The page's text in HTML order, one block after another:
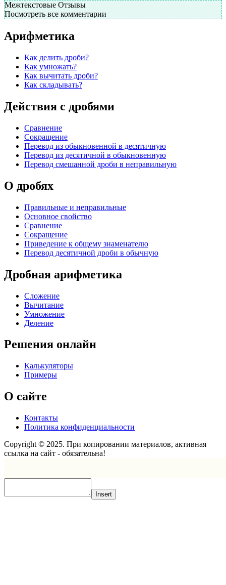
Межтекстовые Отзывы
Посмотреть все комментарии
Арифметика
Как делить дроби?
Как умножать?
Как вычитать дроби?
Как складывать?
Действия с дробями
Сравнение
Сокращение
Перевод из обыкновенной в десятичную
Перевод из десятичной в обыкновенную
Перевод смешанной дроби в неправильную
О дробях
Правильные и неправильные
Основное свойство
Сравнение
Сокращение
Приведение к общему знаменателю
Перевод десятичной дроби в обычную
Дробная арифметика
Сложение
Вычитание
Умножение
Деление
Решения онлайн
Калькуляторы
Примеры
О сайте
Контакты
Политика конфиденциальности
Copyright © 2025. При копировании материалов, активная
ссылка на сайт - обязательна!
Insert